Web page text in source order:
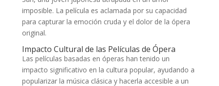
imposible. La película es aclamada por su capacidad
para capturar la emoción cruda y el dolor de la ópera
original.
Impacto Cultural de las Películas de Ópera
Las películas basadas en óperas han tenido un
impacto significativo en la cultura popular, ayudando a
popularizar la música clásica y hacerla accesible a un